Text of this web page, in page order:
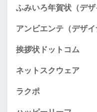
ふみいろ年賀状（デザ
アンビエンテ（デザイ
挨拶状ドットコム
ネットスクウェア
ラクポ